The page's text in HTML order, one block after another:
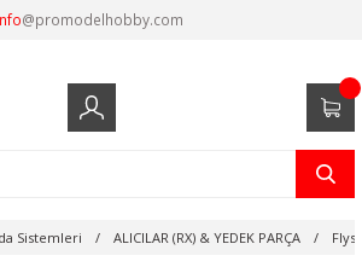
@promodelhobby.com
Sistemleri ALICILAR (RX) & YEDEK PARÇA